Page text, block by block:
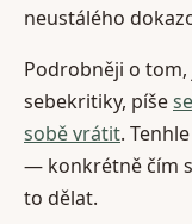
neustálého
Podrobněji o
sebekritiky, píše
sobě vrátit.
— konkrétně čím
to dělat.